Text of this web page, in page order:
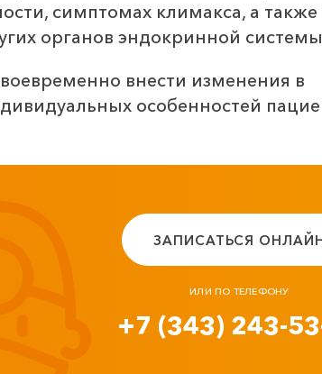
симптомах климакса, а также
органов эндокринной
внести изменения в
особенностей
ЗАПИСАТЬСЯ
ИЛИ ПО ТЕЛЕФОНУ
+7 (343) 243-